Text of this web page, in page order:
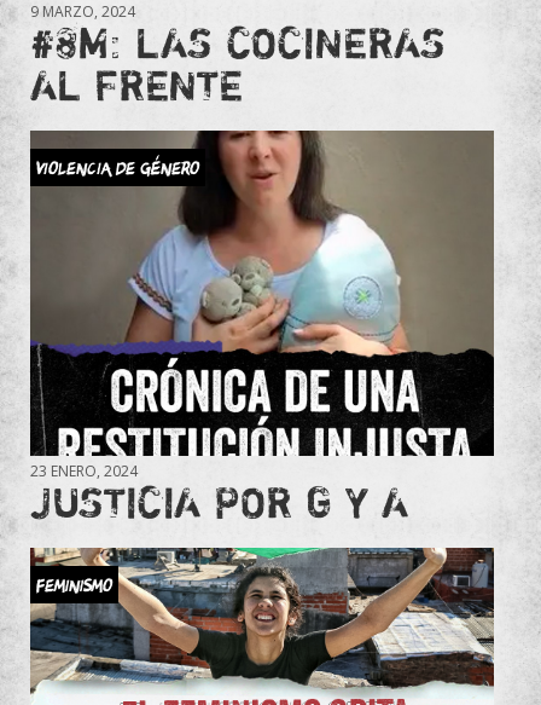
9 MARZO, 2024
#8M: LAS COCINERAS
AL FRENTE
VIOLENCIA DE GÉNERO
23 ENERO, 2024
JUSTICIA POR G Y A
Feminismo